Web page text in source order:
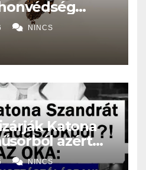
a baj
– Kiadták a
NINCS
Katona
azért
AZ OKA:
NINCS